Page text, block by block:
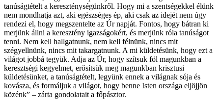
tanúságtételt a kereszténységünkről. Hogy mi a szentségekkel élünk
nem mondhatja azt, aki egészséges ép, aki csak az idejét nem úgy
rendezi el, hogy megszentelte az Úr napját. Fontos, hogy bátran ki
merjünk állni a keresztény igazságokért, és merjünk róla tanúságot
tenni. Nem kell hallgatnunk, nem kell félnünk, nincs mit
szégyellnünk, nincs mit takargatnunk. A mi küldetésünk, hogy ezt a
világot jobbá tegyük. Adja az Úr, hogy szítsuk föl magunkban a
keresztségi kegyelmet, erősítsük meg magunkban krisztusi
küldetésünket, a tanúságtételt, legyünk ennek a világnak sója és
kovásza, és formáljuk a világot, hogy benne Isten országa eljöjjön
közénk” – zárta gondolatait a főpásztor.